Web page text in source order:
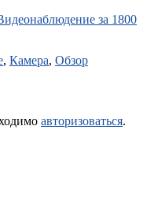
за 1800
, Камера, Обзор
авторизоваться.